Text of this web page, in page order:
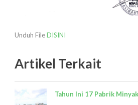
Unduh FileDISINI
Artikel Terkait
Tahun Ini 17 Pabrik